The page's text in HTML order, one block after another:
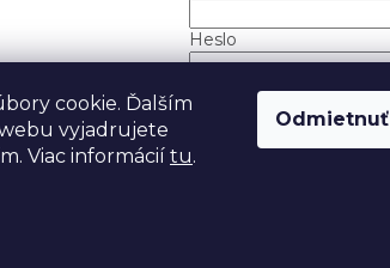
cookie. Ďalším
vyjadrujete
Viac informácií tu.
Odmietnuť
Heslo
cookies